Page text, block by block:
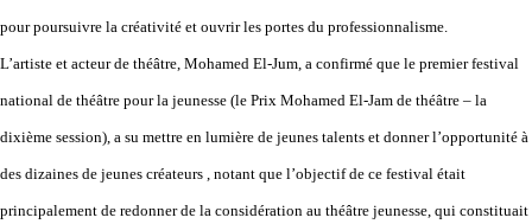
pour poursuivre la créativité et ouvrir les portes du professionnalisme.
L’artiste et acteur de théâtre, Mohamed El-Jum, a confirmé que le premier festival
national de théâtre pour la jeunesse (le Prix Mohamed El-Jam de théâtre – la
dixième session), a su mettre en lumière de jeunes talents et donner l’opportunité à
des dizaines de jeunes créateurs , notant que l’objectif de ce festival était
principalement de redonner de la considération au théâtre jeunesse, qui constituait